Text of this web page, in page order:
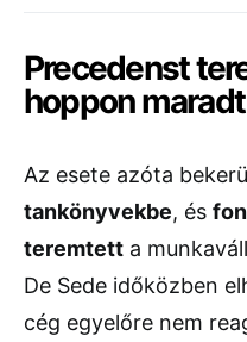
Precedenst
hoppon maradt
Az esete azóta
tankönyvekbe, és
teremtett a
De Sede időközben
cég egyelőre nem